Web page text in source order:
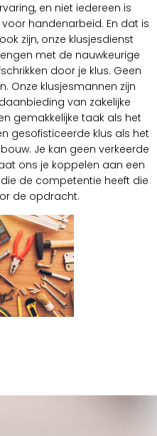
en niet iedereen is
handenarbeid. En dat is
zijn, onze klusjesdienst
met de nauwkeurige
door je klus. Geen
Onze klusjesmannen zijn
van zakelijke
gemakkelijke taak als het
gesofisticeerde klus als het
Je kan geen verkeerde
ons je koppelen aan een
de competentie heeft die
de opdracht.